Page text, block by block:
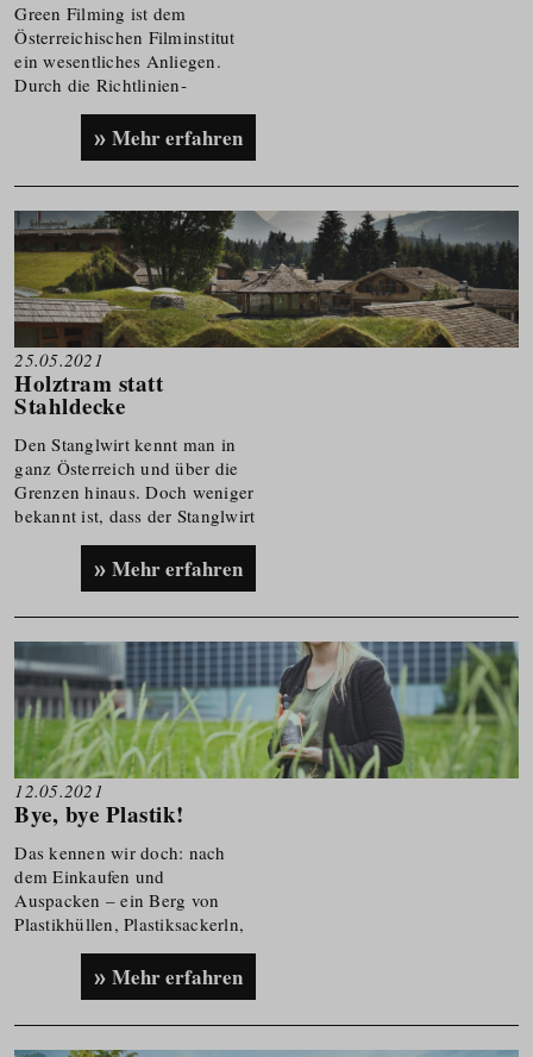
Green Filming ist dem
Österreichischen Filminstitut
ein wesentliches Anliegen.
Durch die Richtlini­en­
ergänzung soll ein
wesentlicher Beitrag zu den
Klimaschutzzielen geleistet
werden.
Mehr erfahren
25.05.2021
Holztram statt
Stahldecke
Den Stanglwirt kennt man in
ganz Österreich und über die
Grenzen hinaus. Doch weniger
bekannt ist, dass der Stanglwirt
seit Jahrzehnten ein
Vorzeigebetrieb in Sachen
Nachhaltigkeit ist.
Mehr erfahren
12.05.2021
Bye, bye Plastik!
Das kennen wir doch: nach
dem Einkaufen und
Auspacken – ein Berg von
Plastikhüllen, Plastiksackerln,
Plastiktassen.
Mehr erfahren